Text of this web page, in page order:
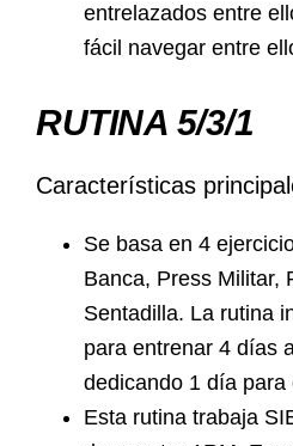
entrelazados entre
fácil navegar entre
RUTINA 5/3/1
Características
Se basa en 4
Banca, Press Militar,
Sentadilla. La rutina
para entrenar 4 días
dedicando 1 día para
Esta rutina trabaja